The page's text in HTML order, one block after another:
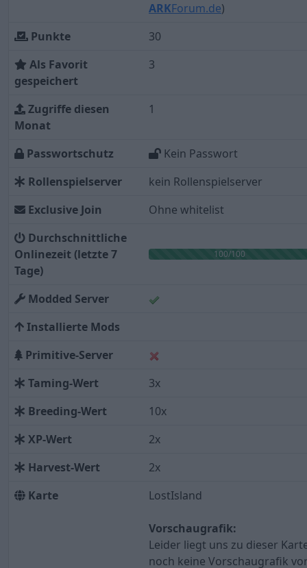
ARKForum.de)
Punkte
30
Als Favorit
gespeichert
3
Zugriffe diesen
Monat
1
Passwortschutz
Kein Passwort
Rollenspielserver
kein Rollenspielserver
Exclusive Join
Ohne whitelist
Durchschnittliche
Onlinezeit (letzte 7
Tage)
100/100
Modded Server
Installierte Mods
Primitive-Server
Taming-Wert
3x
Breeding-Wert
10x
XP-Wert
2x
Harvest-Wert
2x
Karte
LostIsland
Vorschaugrafik:
Leider liegt uns zu dieser
noch keine Vorschaugrafik